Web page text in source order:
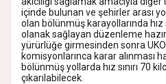
içinde bulunan ve şehirler arası
olan bölünmüş karayollarında hız
olanak sağlayan düzenleme
yürürlüğe girmesinden sonra
komisyonlarınca karar alınması
bölünmüş yollarda hız sınırı 70
çıkarılabilecek.